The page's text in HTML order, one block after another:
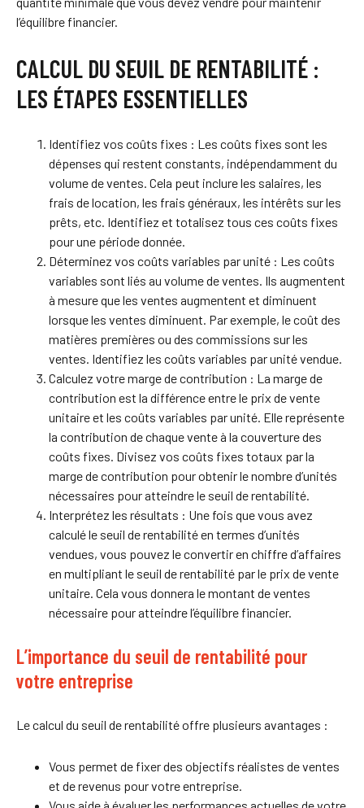
l’équilibre financier.
CALCUL DU SEUIL DE RENTABILITÉ :
LES ÉTAPES ESSENTIELLES
Identifiez vos coûts fixes : Les coûts fixes sont les
dépenses qui restent constants, indépendamment du
volume de ventes. Cela peut inclure les salaires, les
frais de location, les frais généraux, les intérêts sur les
prêts, etc. Identifiez et totalisez tous ces coûts fixes
pour une période donnée.
Déterminez vos coûts variables par unité : Les coûts
variables sont liés au volume de ventes. Ils augmentent
à mesure que les ventes augmentent et diminuent
lorsque les ventes diminuent. Par exemple, le coût des
matières premières ou des commissions sur les
ventes. Identifiez les coûts variables par unité vendue.
Calculez votre marge de contribution : La marge de
contribution est la différence entre le prix de vente
unitaire et les coûts variables par unité. Elle représente
la contribution de chaque vente à la couverture des
coûts fixes. Divisez vos coûts fixes totaux par la
marge de contribution pour obtenir le nombre d’unités
nécessaires pour atteindre le seuil de rentabilité.
Interprétez les résultats : Une fois que vous avez
calculé le seuil de rentabilité en termes d’unités
vendues, vous pouvez le convertir en chiffre d’affaires
en multipliant le seuil de rentabilité par le prix de vente
unitaire. Cela vous donnera le montant de ventes
nécessaire pour atteindre l’équilibre financier.
L’importance du seuil de rentabilité pour
votre entreprise
Le calcul du seuil de rentabilité offre plusieurs avantages :
Vous permet de fixer des objectifs réalistes de ventes
et de revenus pour votre entreprise.